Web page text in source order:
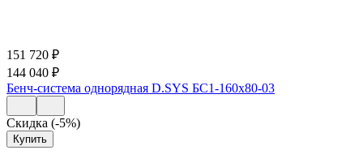
151 720 ₽
144 040 ₽
Бенч-система однорядная D.SYS БС1-160х80-03
Скидка (-5%)
Купить